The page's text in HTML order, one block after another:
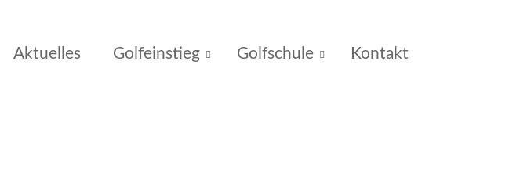
Aktuelles Golfeinstieg Golfschule Kontakt